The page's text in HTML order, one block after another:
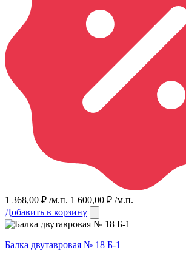
1 368,00 ₽ /м.п. 1 600,00 ₽ /м.п.
Добавить в корзину
Балка двутавровая № 18 Б-1